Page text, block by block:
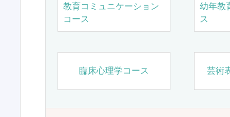
教育コミュニケーション
コース
幼年教
ス
臨床心理学コース 芸術